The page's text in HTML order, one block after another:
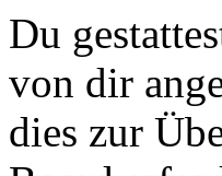
Du
von dir
dies zur